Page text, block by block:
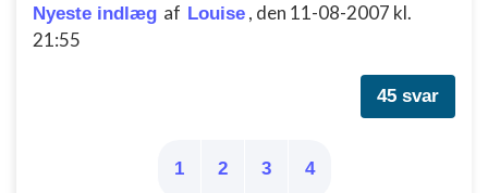
Nyeste indlæg af Louise , den 11-08-2007 kl.
21:55
45 svar
1 2 3 4